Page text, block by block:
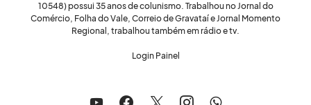
10548) possui 35 anos de colunismo. Trabalhou no Jornal do
Comércio, Folha do Vale, Correio de Gravataí e Jornal Momento
Regional, trabalhou também em rádio e tv.
Login Painel